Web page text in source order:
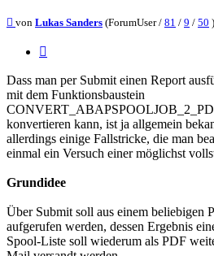
Beitrag
von Lukas Sanders (ForumUser / 81 / 9 / 50
Dass man per Submit einen Report
mit dem Funktionsbaustein
konvertieren kann, ist ja allgemein
allerdings einige Fallstricke, die man
einmal ein Versuch einer möglichst
Grundidee
Über Submit soll aus einem beliebigen
aufgerufen werden, dessen Ergebnis
Spool-Liste soll wiederum als PDF